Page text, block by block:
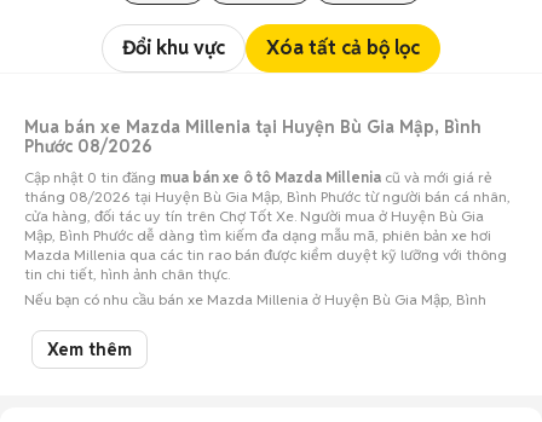
Đổi khu vực Xóa tất cả bộ lọc
Mua bán xe Mazda Millenia tại Huyện Bù Gia Mập, Bình
Phước 08/2026
Cập nhật 0 tin đăng mua bán xe ô tô Mazda Millenia cũ và mới giá rẻ
tháng 08/2026 tại Huyện Bù Gia Mập, Bình Phước từ người bán cá nhân,
cửa hàng, đối tác uy tín trên Chợ Tốt Xe. Người mua ở Huyện Bù Gia
Mập, Bình Phước dễ dàng tìm kiếm đa dạng mẫu mã, phiên bản xe hơi
Mazda Millenia qua các tin rao bán được kiểm duyệt kỹ lưỡng với thông
tin chi tiết, hình ảnh chân thực.
Nếu bạn có nhu cầu bán xe Mazda Millenia ở Huyện Bù Gia Mập, Bình
ngàn người mua oto tiềm năng!
Xem thêm